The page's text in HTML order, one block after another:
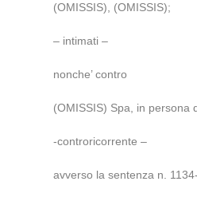
(OMISSIS), (OMISSIS);
– intimati –
nonche’ contro
(OMISSIS) Spa, in persona
-controricorrente –
avverso la sentenza n.